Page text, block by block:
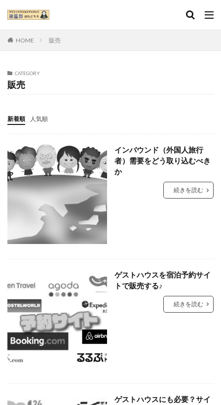
HOME 販売
CATEGORY
販売
新着順 人気順
インバウンド（外国人旅行
者）需要をどう取り込むべき
か
続きを読む
ゲストハウスを宿泊予約サイ
トで販売する♪
続きを読む
ゲストハウスにも必要？サイ